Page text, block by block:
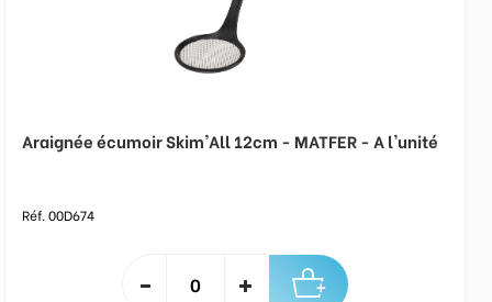
Araignée écumoir Skim'All 12cm - MATFER - A l'unité
Réf. 00D674